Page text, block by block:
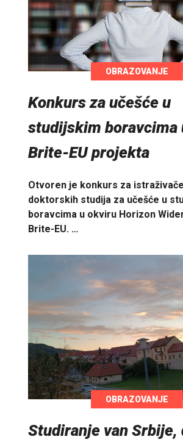
OBRAZOVANJE
Konkurs za učešće u
studijskim boravcima
Brite-EU projekta
Otvoren je konkurs za
doktorskih studija za učešće u
boravcima u okviru Horizon
Brite-EU. …
OBRAZOVANJE
Studiranje van Srbije,